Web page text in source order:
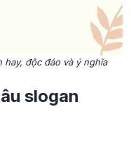
hay, độc đáo và ý nghĩa
slogan